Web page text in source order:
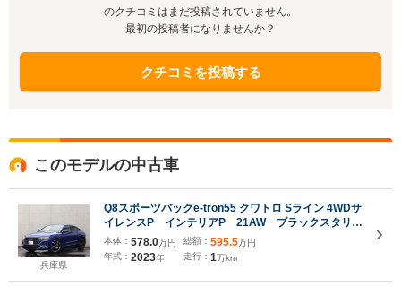
モデル501kmの走行可能距離を実現している。な
お、充電性能は、150kWまでの急速充電に対応され
のクチコミはまだ投稿されていません。
最初の投稿者になりませんか？
クチコミを投稿する
このモデルの中古車
兵庫県
Q8スポーツバックe-tron55 クワトロ Sライン 4WDサ
イレンスP インテリアP 21AW ブラックスタリン
グP アダプティブクルーズコントロール サイドア
シスト レーンキープ 全方位カメラ 前後センサ
ー Bluetooth接続 バーチャルコックピット マト
リクスLED
本体： 578.0万円
年式： 2023年
総額： 595.5万円
走行： 1万km